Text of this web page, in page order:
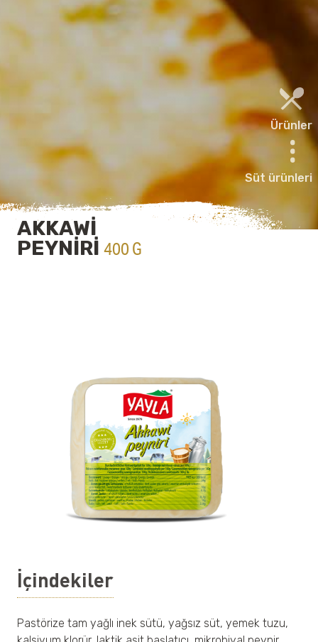
Ürünler
Süt ürünleri
AKKAWİ
PEYNİRİ 400 G
İçindekiler
Pastörize tam yağlı inek sütü, yağsız süt, yemek tuzu,